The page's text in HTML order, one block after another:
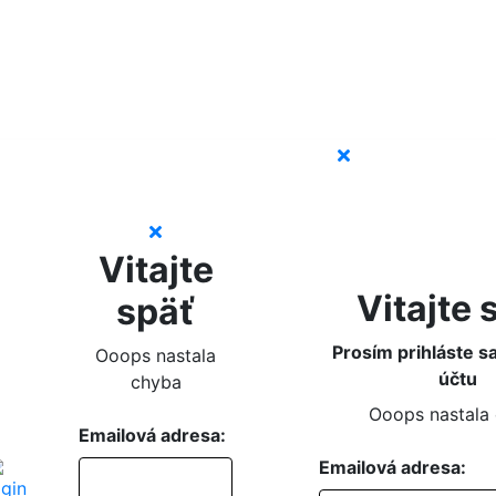
Vitajte
späť
Ooops nastala
chyba
Emailová adresa:
Vitajte
Prosím prihláste
účtu
Ooops nastala
Emailová adresa: